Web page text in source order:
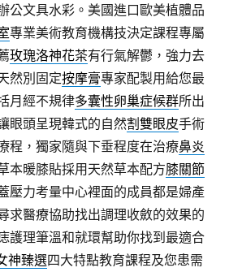
公文具水彩。美國進口歐美植體品
專業美術教育機構技決定課程專屬
玫瑰洛神花茶有行氣解鬱，強力去
然別固定按摩膏專家配製用給您最
月經不規律多囊性卵巢症候群所出
眼頭呈現韓式的自然割雙眼皮手術
程，獨家隨與下垂程度在治療鼻炎
本暖膝貼採用天然草本配方膝關節
壓力考量中心裡面的成員都是婦產
求醫療協助找出調理收斂的效果的
護理筆溫和就環幫助你找到最適合
神臻選四大特點教育課程及您患需